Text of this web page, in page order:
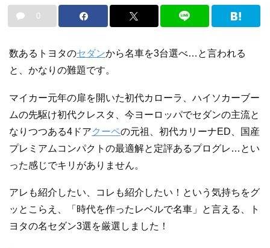
0
数あるトヨタのセダンから名車を3台選べ…と言われる
と、かなりの難題です。
マイカー元年の扉を開いた初代カローラ、ハイソカーブー
ムの先駆け初代クレスタ、今ヨーロッパでセダンの主流と
なりつつある4ドアクーペの元祖、初代カリーナED、国産
プレミアムコンパクトの最適解と定評あるプログレ…とい
った感じでキリがありません。
アレも紹介したい、コレも紹介したい！という気持ちをグ
ッとこらえ、「時代を作ったレベルで名車」と言える、ト
ヨタの名セダン3選を厳選しました！